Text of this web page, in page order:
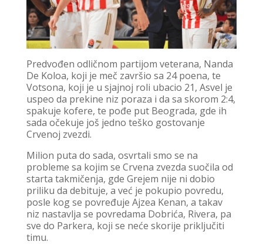
Predvođen odličnom partijom veterana, Nanda
De Koloa, koji je meč završio sa 24 poena, te
Votsona, koji je u sjajnoj roli ubacio 21, Asvel je
uspeo da prekine niz poraza i da sa skorom 2:4,
spakuje kofere, te pođe put Beograda, gde ih
sada očekuje još jedno teško gostovanje
Crvenoj zvezdi.
Milion puta do sada, osvrtali smo se na
probleme sa kojim se Crvena zvezda suočila od
starta takmičenja, gde Grejem nije ni dobio
priliku da debituje, a već je pokupio povredu,
posle kog se povređuje Ajzea Kenan, a takav
niz nastavlja se povredama Dobrića, Rivera, pa
sve do Parkera, koji se neće skorije priključiti
timu.